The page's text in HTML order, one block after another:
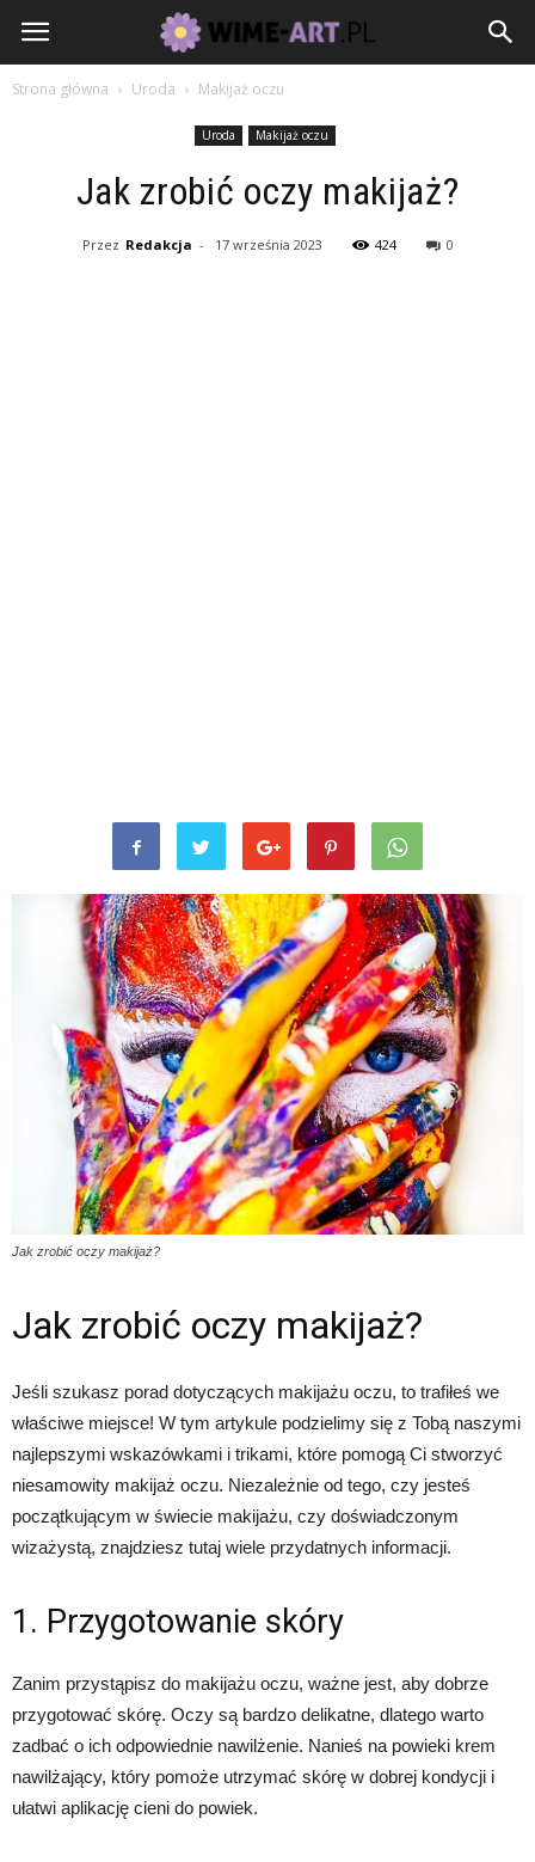
Strona główna Uroda Makijaż oczu
Uroda Makijaż oczu
Jak zrobić oczy makijaż?
Przez Redakcja - 17 września 2023 424 0
Jak zrobić oczy makijaż?
Jak zrobić oczy makijaż?
Jeśli szukasz porad dotyczących makijażu oczu, to trafiłeś we
właściwe miejsce! W tym artykule podzielimy się z Tobą naszymi
najlepszymi wskazówkami i trikami, które pomogą Ci stworzyć
niesamowity makijaż oczu. Niezależnie od tego, czy jesteś
początkującym w świecie makijażu, czy doświadczonym
wizażystą, znajdziesz tutaj wiele przydatnych informacji.
1. Przygotowanie skóry
Zanim przystąpisz do makijażu oczu, ważne jest, aby dobrze
przygotować skórę. Oczy są bardzo delikatne, dlatego warto
zadbać o ich odpowiednie nawilżenie. Nanieś na powieki krem
nawilżający, który pomoże utrzymać skórę w dobrej kondycji i
ułatwi aplikację cieni do powiek.